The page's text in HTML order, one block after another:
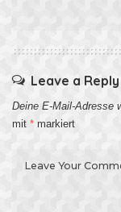
Leave a Reply
Deine E-Mail-Adresse
mit * markiert